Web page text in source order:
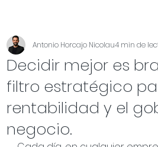
Decidir mejor es
filtro estratégico
rentabilidad y el
negocio.
Antonio Horcajo Nicolau4 min de